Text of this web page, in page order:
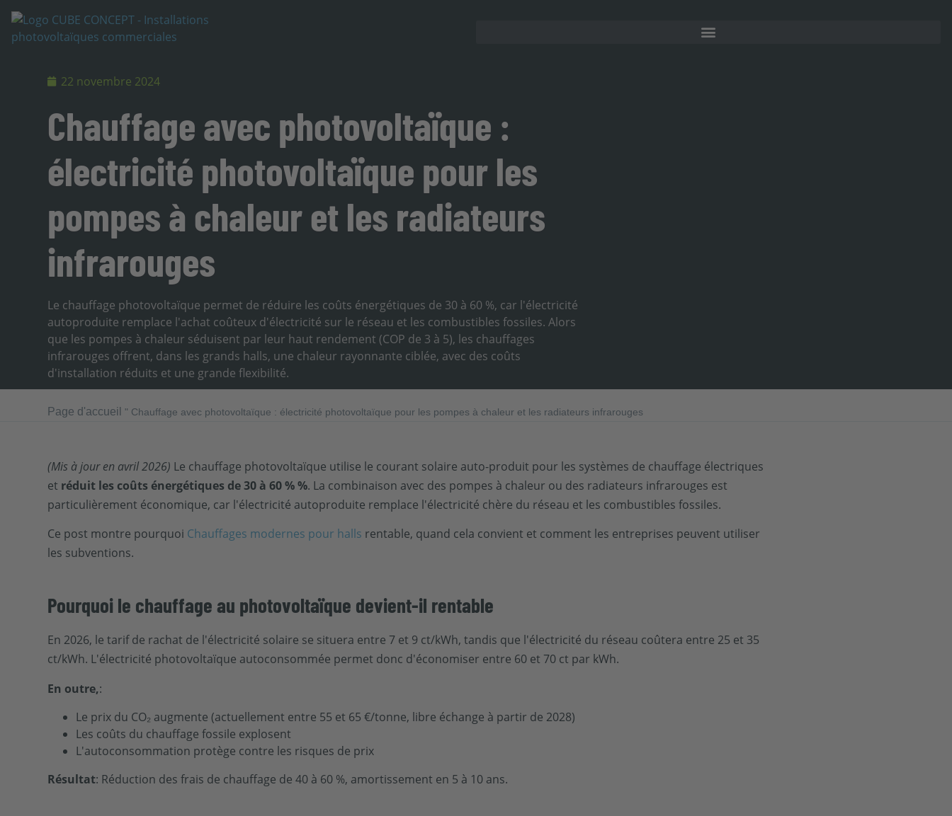
22 novembre 2024
Chauffage avec photovoltaïque :
électricité photovoltaïque pour les
pompes à chaleur et les radiateurs
infrarouges
Le chauffage photovoltaïque permet de réduire les coûts énergétiques de 30 à 60 %, car l'électricité
autoproduite remplace l'achat coûteux d'électricité sur le réseau et les combustibles fossiles. Alors
que les pompes à chaleur séduisent par leur haut rendement (COP de 3 à 5), les chauffages
infrarouges offrent, dans les grands halls, une chaleur rayonnante ciblée, avec des coûts
d'installation réduits et une grande flexibilité.
Page d'accueil " Chauffage avec photovoltaïque : électricité photovoltaïque pour les pompes à chaleur et les radiateurs infrarouges
(Mis à jour en avril 2026) Le chauffage photovoltaïque utilise le courant solaire auto-produit pour les systèmes de chauffage électriques
et réduit les coûts énergétiques de 30 à 60 % %. La combinaison avec des pompes à chaleur ou des radiateurs infrarouges est
particulièrement économique, car l'électricité autoproduite remplace l'électricité chère du réseau et les combustibles fossiles.
Ce post montre pourquoi Chauffages modernes pour halls rentable, quand cela convient et comment les entreprises peuvent utiliser
les subventions.
Pourquoi le chauffage au photovoltaïque devient-il rentable
En 2026, le tarif de rachat de l'électricité solaire se situera entre 7 et 9 ct/kWh, tandis que l'électricité du réseau coûtera entre 25 et 35
ct/kWh. L'électricité photovoltaïque autoconsommée permet donc d'économiser entre 60 et 70 ct par kWh.
En outre,:
Le prix du CO₂ augmente (actuellement entre 55 et 65 €/tonne, libre échange à partir de 2028)
Les coûts du chauffage fossile explosent
L'autoconsommation protège contre les risques de prix
Résultat: Réduction des frais de chauffage de 40 à 60 %, amortissement en 5 à 10 ans.